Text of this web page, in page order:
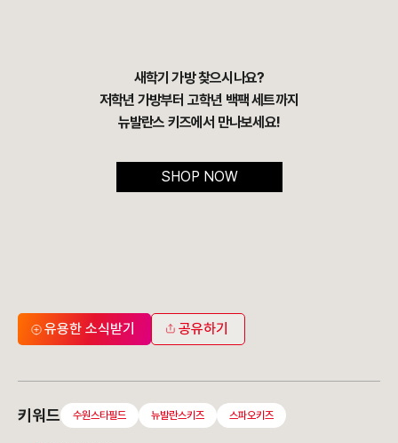
새학기 가방 찾으시나요?
저학년 가방부터 고학년 백팩 세트까지
뉴발란스 키즈에서 만나보세요!
SHOP NOW
유용한 소식받기 공유하기
키워드 수원스타필드 뉴발란스키즈 스파오키즈